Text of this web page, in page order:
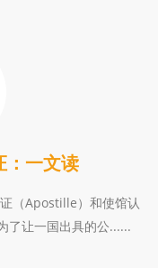
：一文读
（Apostille）和使馆认
了让一国出具的公......